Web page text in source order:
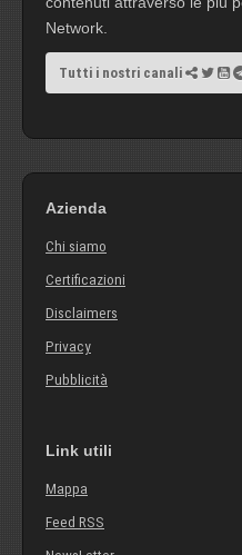
Network.
Tutti i nostri canali
Azienda
Chi siamo
Certificazioni
Disclaimers
Privacy
Pubblicità
Link utili
Mappa
Feed RSS